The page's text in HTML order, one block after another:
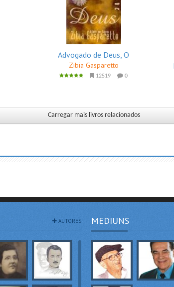
Advogado de Deus, O
Zibia Gasparetto
12519 0
Carregar mais livros relacionados
AUTORES MEDIUNS